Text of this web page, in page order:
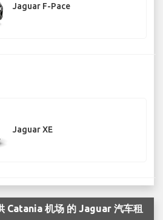
Jaguar F-Pace
Jaguar XE
Catania 机场 的 Jaguar 汽车租